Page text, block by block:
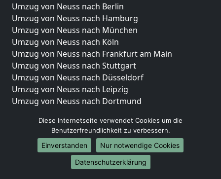
Umzug von Neuss nach Berlin
Umzug von Neuss nach Hamburg
Umzug von Neuss nach München
Umzug von Neuss nach Köln
Umzug von Neuss nach Frankfurt am Main
Umzug von Neuss nach Stuttgart
Umzug von Neuss nach Düsseldorf
Umzug von Neuss nach Leipzig
Umzug von Neuss nach Dortmund
Umzug von Neuss nach Bremen
Umzug von Neuss nach Dresden
Umzug von Neuss nach Hannover
Umzug von Neuss nach Nürnberg
Umzug von Neuss nach Duisburg
Diese Internetseite verwendet Cookies um die
Benutzerfreundlichkeit zu verbessern.
Einverstanden
Nur notwendige Cookies
Datenschutzerklärung